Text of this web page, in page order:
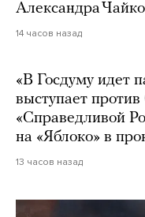
Александра Чайко
14 часов назад
«В Госдуму идет
выступает
«Справедливой
на «Яблоко» в
13 часов назад